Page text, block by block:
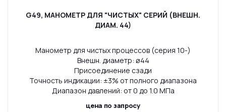
G49, МАНОМЕТР ДЛЯ "ЧИСТЫХ" СЕРИЙ (ВНЕШН.
ДИАМ. 44)
Манометр для чистых процессов (серия 10-)
Внешн. диаметр: ø44
Присоединение сзади
Точность индикации: ±3% от полного диапазона
Диапазон давлений: от 0 до 1.0 МПа
цена по запросу